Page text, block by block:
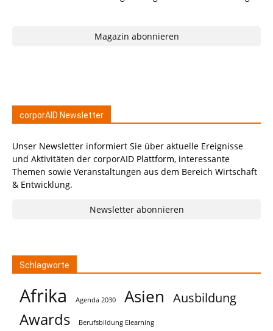
Magazin abonnieren
corporAID Newsletter
Unser Newsletter informiert Sie über aktuelle Ereignisse
und Aktivitäten der corporAID Plattform, interessante
Themen sowie Veranstaltungen aus dem Bereich Wirtschaft
& Entwicklung.
Newsletter abonnieren
Schlagworte
Afrika Agenda 2030 Asien Ausbildung
Awards Berufsbildung Elearning